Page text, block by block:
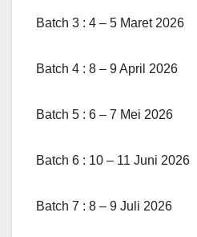
Batch 3 : 4 – 5 Maret 2026
Batch 4 : 8 – 9 April 2026
Batch 5 : 6 – 7 Mei 2026
Batch 6 : 10 – 11 Juni 2026
Batch 7 : 8 – 9 Juli 2026